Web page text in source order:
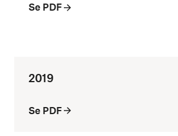
Se PDF
2019
Se PDF